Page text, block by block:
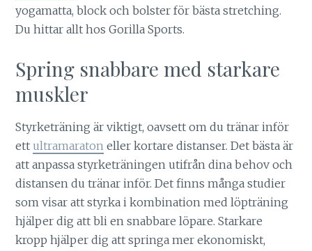
yogamatta, block och bolster för bästa stretching.
Du hittar allt hos Gorilla Sports.
Spring snabbare med starkare
muskler
Styrketräning är viktigt, oavsett om du tränar inför
ett ultramaraton eller kortare distanser. Det bästa är
att anpassa styrketräningen utifrån dina behov och
distansen du tränar inför. Det finns många studier
som visar att styrka i kombination med löpträning
hjälper dig att bli en snabbare löpare. Starkare
kropp hjälper dig att springa mer ekonomiskt,